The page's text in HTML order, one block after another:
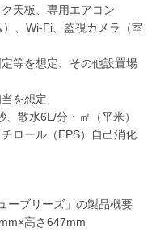
板、専用エアコン
、Wi-Fi、監視カメラ（室
を想定、その他設置場
想定
分・㎡（平米）
（EPS）自己消化
ーブリーズ」の製品概要
高さ647mm